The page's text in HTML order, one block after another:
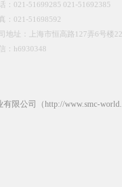
：021-51699285 021-51692385
：021-51698592
地址：上海市恒高路127弄6号楼
：h6930348
有限公司（http://www.smc-